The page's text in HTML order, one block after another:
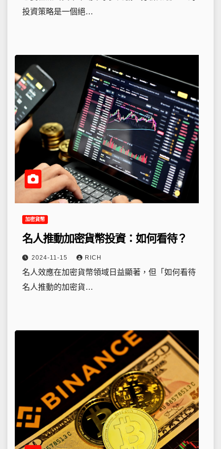
投資策略是一個絕…
加密貨幣
名人推動加密貨幣投資：如何看待？
2024-11-15 RICH
名人效應在加密貨幣領域日益顯著，但「如何看待
名人推動的加密貨…